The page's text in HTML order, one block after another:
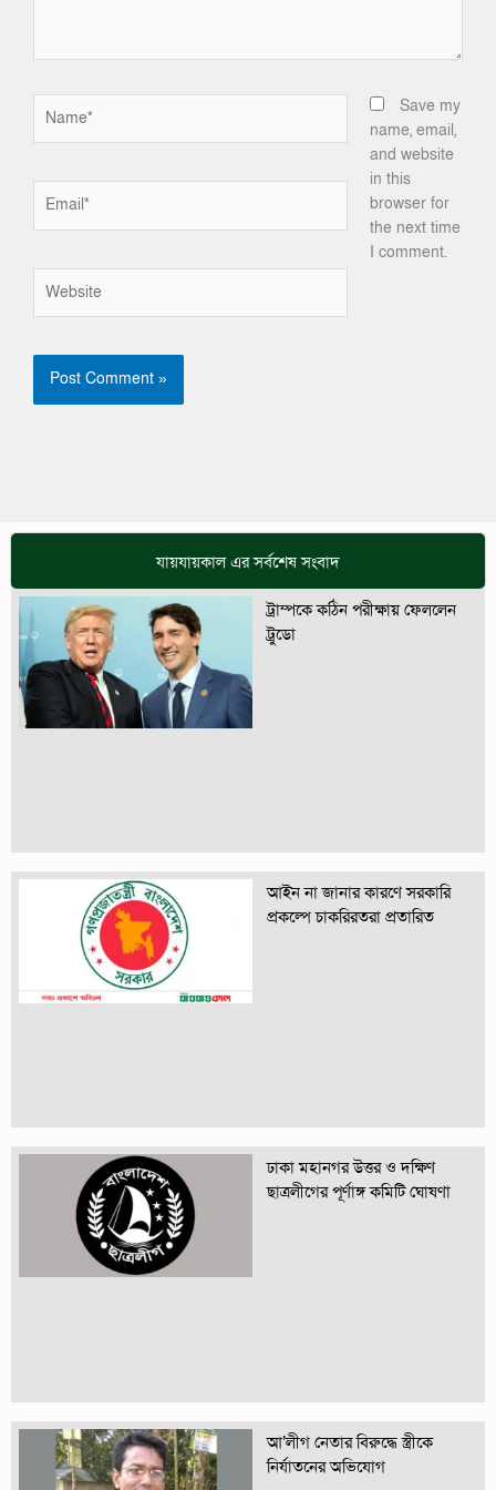
Save my
name, email,
and website
in this
browser for
the next time
I comment.
যায়যায়কাল এর সর্বশেষ সংবাদ
ট্রাম্পকে কঠিন পরীক্ষায় ফেললেন
ট্রুডো
আইন না জানার কারণে সরকারি
প্রকল্পে চাকরিরতরা প্রতারিত
ঢাকা মহানগর উত্তর ও দক্ষিণ
ছাত্রলীগের পূর্ণাঙ্গ কমিটি ঘোষণা
আ’লীগ নেতার বিরুদ্ধে স্ত্রীকে
নির্যাতনের অভিযোগ